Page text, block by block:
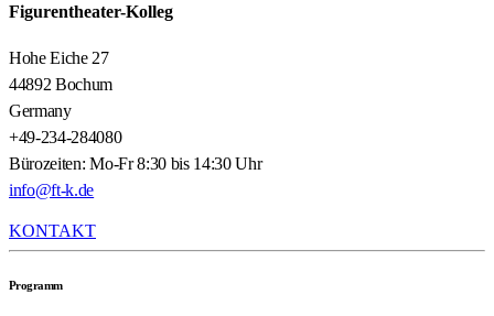
Figurentheater-Kolleg
Hohe Eiche 27
44892 Bochum
Germany
+49-234-284080
Bürozeiten: Mo-Fr 8:30 bis 14:30 Uhr
info@ft-k.de
KONTAKT
Programm